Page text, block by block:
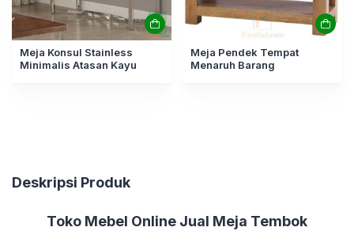
Meja Konsul Stainless
Minimalis Atasan Kayu
Meja Pendek Tempat
Menaruh Barang
Deskripsi Produk
Toko Mebel Online Jual Meja Tembok